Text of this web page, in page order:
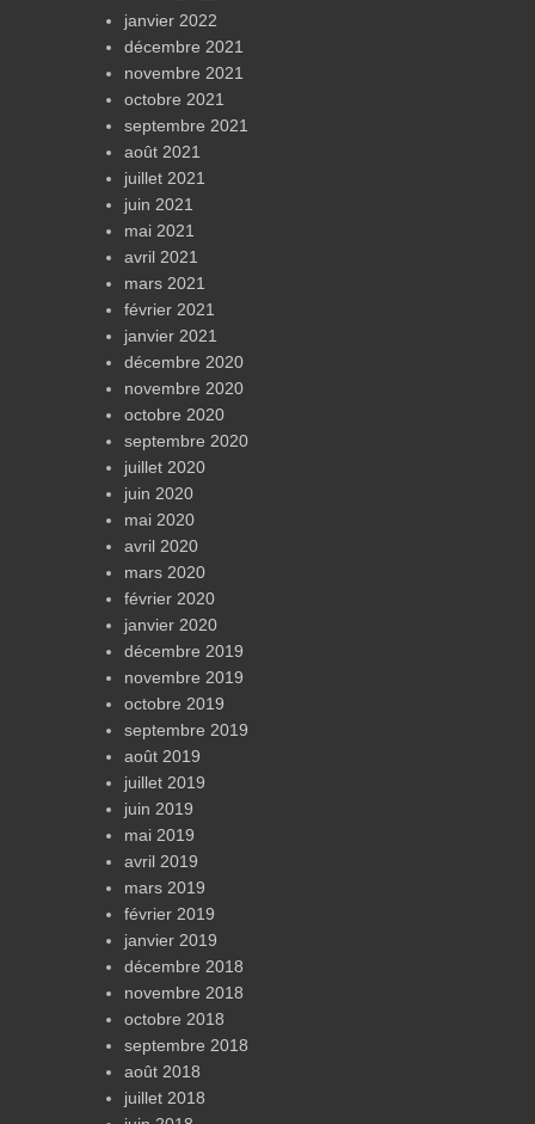
janvier 2022
décembre 2021
novembre 2021
octobre 2021
septembre 2021
août 2021
juillet 2021
juin 2021
mai 2021
avril 2021
mars 2021
février 2021
janvier 2021
décembre 2020
novembre 2020
octobre 2020
septembre 2020
juillet 2020
juin 2020
mai 2020
avril 2020
mars 2020
février 2020
janvier 2020
décembre 2019
novembre 2019
octobre 2019
septembre 2019
août 2019
juillet 2019
juin 2019
mai 2019
avril 2019
mars 2019
février 2019
janvier 2019
décembre 2018
novembre 2018
octobre 2018
septembre 2018
août 2018
juillet 2018